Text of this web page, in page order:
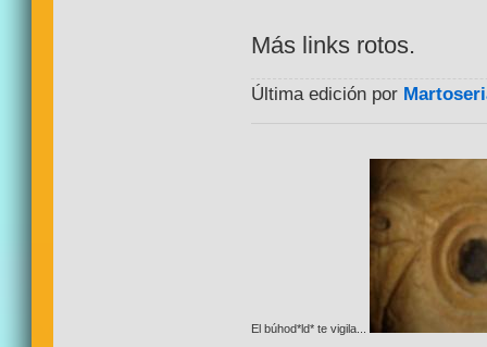
Más links rotos.
Última edición por
El búhod*ld* te vigila...